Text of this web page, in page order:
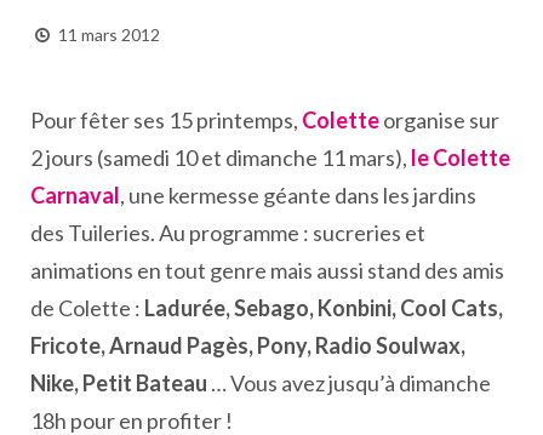
11 mars 2012
Pour fêter ses 15 printemps, Coletteorganise sur
2 jours (samedi 10 et dimanche 11 mars), le Colette
Carnaval, une kermesse géante dans les jardins
des Tuileries. Au programme : sucreries et
animations en tout genre mais aussi stand des amis
de Colette : Ladurée, Sebago, Konbini, Cool Cats,
Fricote, Arnaud Pagès, Pony, Radio Soulwax,
Nike, Petit Bateau … Vous avez jusqu’à dimanche
18h pour en profiter !